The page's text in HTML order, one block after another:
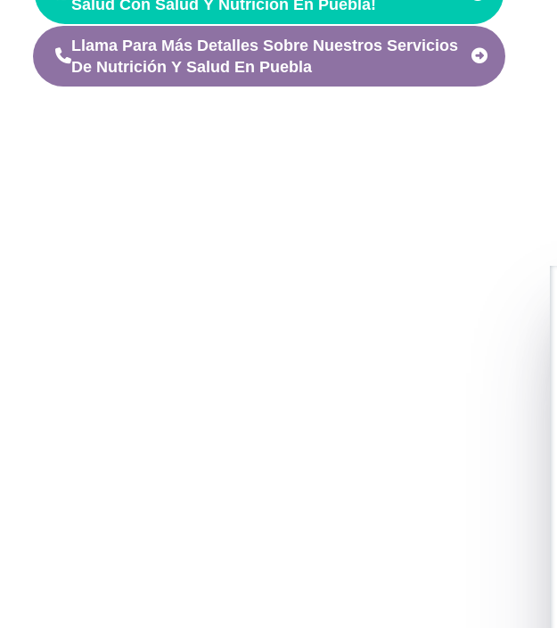
Salud Con Salud Y Nutrición En Puebla!
Llama Para Más Detalles Sobre Nuestros Servicios
De Nutrición Y Salud En Puebla